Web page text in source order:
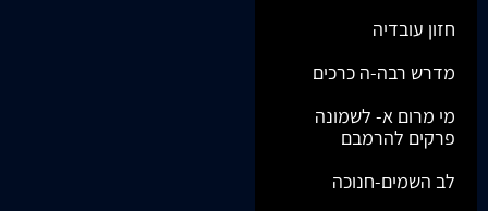
חזון עובדיה
מדרש רבה-ה כרכים
מי מרום א- לשמונה
פרקים להרמבם
לב השמים-חנוכה